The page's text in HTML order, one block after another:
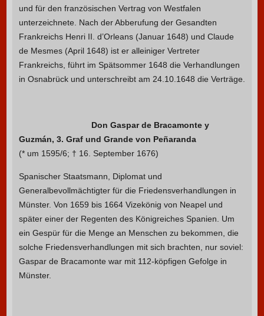
und für den französischen Vertrag von Westfalen
unterzeichnete. Nach der Abberufung der Gesandten
Frankreichs Henri II. d’Orleans (Januar 1648) und Claude
de Mesmes (April 1648) ist er alleiniger Vertreter
Frankreichs, führt im Spätsommer 1648 die Verhandlungen
in Osnabrück und unterschreibt am 24.10.1648 die Verträge.
Don Gaspar de Bracamonte y
Guzmán, 3. Graf und Grande von Peñaranda
(* um 1595/6; † 16. September 1676)
Spanischer Staatsmann, Diplomat und
Generalbevollmächtigter für die Friedensverhandlungen in
Münster. Von 1659 bis 1664 Vizekönig von Neapel und
später einer der Regenten des Königreiches Spanien. Um
ein Gespür für die Menge an Menschen zu bekommen, die
solche Friedensverhandlungen mit sich brachten, nur soviel:
Gaspar de Bracamonte war mit 112-köpfigen Gefolge in
Münster.